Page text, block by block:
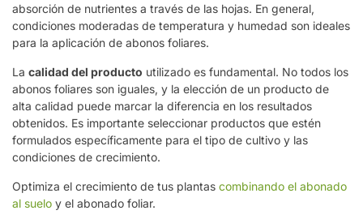
absorción de nutrientes a través de las hojas. En general,
condiciones moderadas de temperatura y humedad son ideales
para la aplicación de abonos foliares.
La calidad del producto utilizado es fundamental. No todos los
abonos foliares son iguales, y la elección de un producto de
alta calidad puede marcar la diferencia en los resultados
obtenidos. Es importante seleccionar productos que estén
formulados específicamente para el tipo de cultivo y las
condiciones de crecimiento.
Optimiza el crecimiento de tus plantas combinando el abonado
al suelo y el abonado foliar.